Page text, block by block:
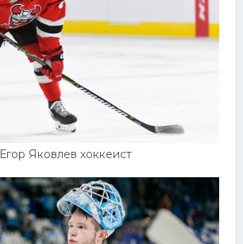
Егор Яковлев хоккеист